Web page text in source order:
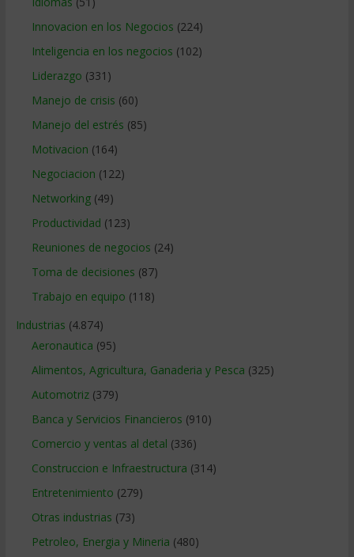
Innovacion en los Negocios (224)
Inteligencia en los negocios (102)
Liderazgo (331)
Manejo de crisis (60)
Manejo del estrés (85)
Motivacion (164)
Negociacion (122)
Networking(49)
Productividad (123)
Reuniones de negocios (24)
Toma de decisiones (87)
Trabajo en equipo (118)
Industrias (4.874)
Aeronautica (95)
Alimentos, Agricultura, Ganaderia y Pesca (325)
Automotriz(379)
Banca y Servicios Financieros (910)
Comercio y ventas al detal (336)
Construccion e Infraestructura (314)
Entretenimiento (279)
Otras industrias (73)
Petroleo, Energia y Mineria (480)